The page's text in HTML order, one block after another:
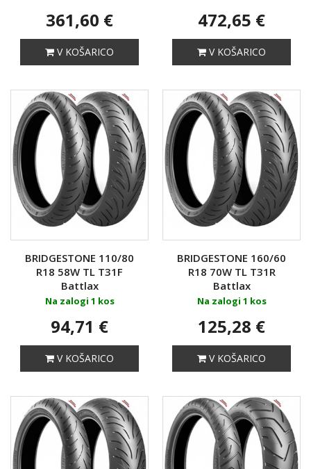
361,60 €
V KOŠARICO
472,65 €
V KOŠARICO
BRIDGESTONE 110/80
R18 58W TL T31F
Battlax
Na zalogi 1 kos
94,71 €
V KOŠARICO
BRIDGESTONE 160/60
R18 70W TL T31R
Battlax
Na zalogi 1 kos
125,28 €
V KOŠARICO